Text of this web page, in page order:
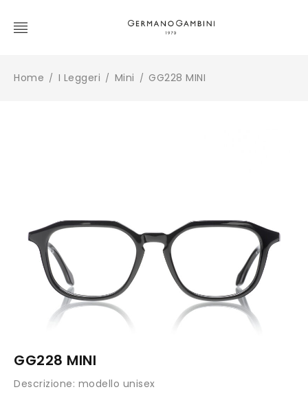
Home / I Leggeri / Mini / GG228 MINI
GG228 MINI
Descrizione: modello unisex